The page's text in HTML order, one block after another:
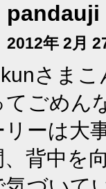
pandauji
2012年 2月
さま
ごめん
リーは大
、背中を